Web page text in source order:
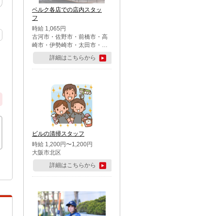
ベルク各店での店内スタッ
フ
時給 1,065円
古河市・佐野市・前橋市・高
崎市・伊勢崎市・太田市・館
林市・藤岡市・大泉町・さい
たま市北区・川越市・熊谷
市・行田市・秩父市・所沢
市・鶴ケ島市・千葉市中央
区・市川市・松戸市・習志野
市・柏市・流山市・八千代
市・足立区・江戸川区・八王
子市・町田市
詳細はこちらから
ビルの清掃スタッフ
時給 1,200円〜1,200円
大阪市北区
詳細はこちらから